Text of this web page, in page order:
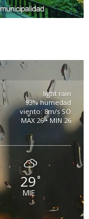
light rain
93% humedad
viento: 8m/s SO
MAX 26 • MIN 26
29°
MIE